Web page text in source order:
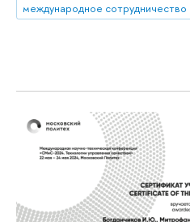
международное сотрудничество